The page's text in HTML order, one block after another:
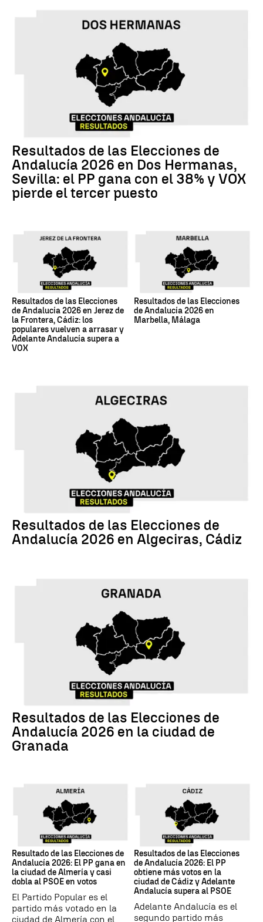
Resultados de las Elecciones de
Andalucía 2026 en Dos Hermanas,
Sevilla: el PP gana con el 38% y VOX
pierde el tercer puesto
Resultados de las Elecciones
de Andalucía 2026 en Jerez de
la Frontera, Cádiz: los
populares vuelven a arrasar y
Adelante Andalucía supera a
VOX
Resultados de las Elecciones
de Andalucía 2026 en
Marbella, Málaga
Resultados de las Elecciones de
Andalucía 2026 en Algeciras, Cádiz
Resultados de las Elecciones de
Andalucía 2026 en la ciudad de
Granada
Resultado de las Elecciones de
Andalucía 2026: El PP gana en
la ciudad de Almería y casi
dobla al PSOE en votos
El Partido Popular es el
partido más votado en la
ciudad de Almería con el
Resultados de las Elecciones
de Andalucía 2026: El PP
obtiene más votos en la
ciudad de Cádiz y Adelante
Andalucía supera al PSOE
Adelante Andalucía es el
segundo partido más